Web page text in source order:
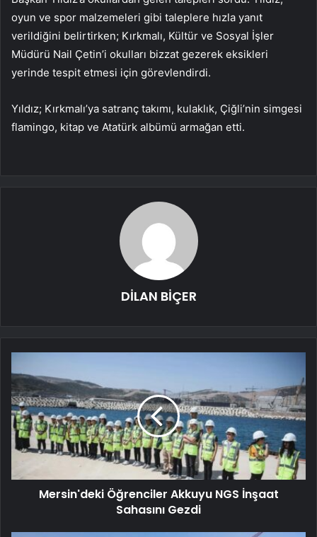
oyun ve spor malzemeleri gibi taleplere hızla yanıt
verildiğini belirtirken; Kırkmalı, Kültür ve Sosyal İşler
Müdürü Nail Çetin’i okulları bizzat gezerek eksikleri
yerinde tespit etmesi için görevlendirdi.
Yıldız; Kırkmalı’ya satranç takımı, kulaklık, Çiğli’nin simgesi
flamingo, kitap ve Atatürk albümü armağan etti.
DİLAN BİÇER
Mersin'deki Öğrenciler Akkuyu NGS İnşaat
Sahasını Gezdi